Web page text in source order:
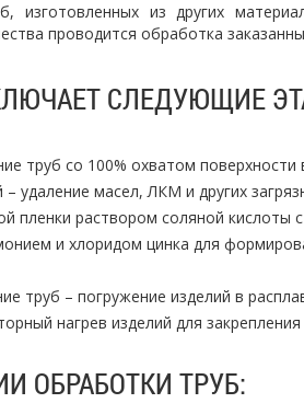
изготовленных из других
проводится обработка
СЛЕДУЮЩИЕ
труб со 100% охватом
удаление масел, ЛКМ и других
пленки раствором соляной
и хлоридом цинка для
труб – погружение изделий в
нагрев изделий для
ОБРАБОТКИ ТРУБ: